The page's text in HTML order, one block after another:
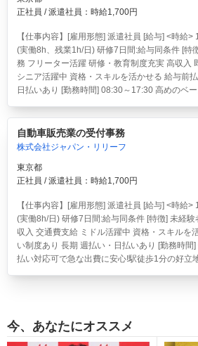
正社員 / 派遣社員：時給1,700円
【仕事内容】[雇用形態] 派遣社員 [給与] <時給
(実働8h、残業1h/日) 研修7日間:給与同条件 [特
務 フリーター活躍 研修・教育制度充実 高収入
シニア活躍中 資格・スキルを活かせる 給与前
日払いあり [勤務時間] 08:30～17:30 高めのベ
自動車販売業の受付事務
株式会社ジャパン・リリーフ
東京都
正社員 / 派遣社員：時給1,700円
【仕事内容】[雇用形態] 派遣社員 [給与] <時給
(実働8h/日) 研修7日間:給与同条件 [特徴] 未経
収入 交通費支給 ミドル活躍中 資格・スキルを
い制度あり 長期 週払い・日払いあり [勤務時
払い対応可で急な出費に安心!駅徒歩1分の好立
今、あなたにオススメ